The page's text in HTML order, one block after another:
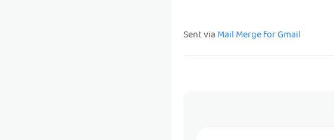
Sent viaMail Merge for Gmail